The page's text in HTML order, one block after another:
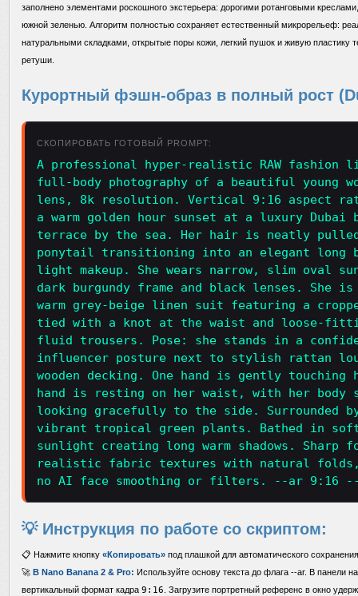
заполнено элементами роскошного экстерьера: дорогими ротанговыми
южной зеленью. Алгоритм полностью сохраняет естественный микрорельеф:
натуральными складками, открытые поры кожи, легкий пушок и живую пластику
ретуши.
Курортный фэшн-образ в полный рост
СКОПИРОВАТЬ ГОТОВЫЙ PROMPT:
A professional hyper-realistic RAW
full-body photography of a beautiful young
lens, 8k resolution. Vertical 9:16 aspect
a warm golden hour sunset at a luxury Dubai
terrace by the sea. Her hair is neatly
ponytail transitioning into an elegant long
light makeup. She wears narrow, slim oval
dark burgundy frame and black lenses. She is
warm grey-beige linen suit featuring a
tied with a knot at the waist and loose-
fluid trousers. Pose: she stands in a
influencer posture next to stylish rattan
wooden decking. One hand is gently
hand is resting on her waist, with her
looking gracefully to the side. Surrounded
vibrant tropical green plants. Bathed in
sunlight creating long warm shadows. Sharp
realistic fabric textures with natural
no AI face smoothing or filters. --ar 9:16
💡 Инструкция по работе со скриптом:
📋 Нажмите кнопку «Копировать» под плашкой для автоматического
🚀 В Nano Banana 2 & Pro: Используйте основу текста до флага --ar. В панели
вертикальный формат кадра 9:16 . Загрузите портретный референс в окно